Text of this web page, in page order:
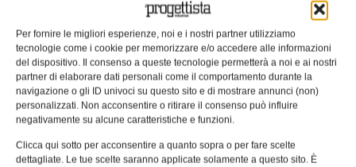
Per fornire le migliori esperienze, noi e i nostri partner utilizziamo
tecnologie come i cookie per memorizzare e/o accedere alle informazioni
del dispositivo. Il consenso a queste tecnologie permetterà a noi e ai nostri
partner di elaborare dati personali come il comportamento durante la
navigazione o gli ID univoci su questo sito e di mostrare annunci (non)
personalizzati. Non acconsentire o ritirare il consenso può influire
negativamente su alcune caratteristiche e funzioni.
Clicca qui sotto per acconsentire a quanto sopra o per fare scelte
dettagliate. Le tue scelte saranno applicate solamente a questo sito. È
Valvola Parker proporzionale diretta
D1FC/D3FC
Parker Hannifin, il protagonista globale nelle tecnologie di
movimentazione e controllo, ha completato il suo
portafoglio di valvole proporzionali dirette con
17/01/2017
EDICOLA WEB